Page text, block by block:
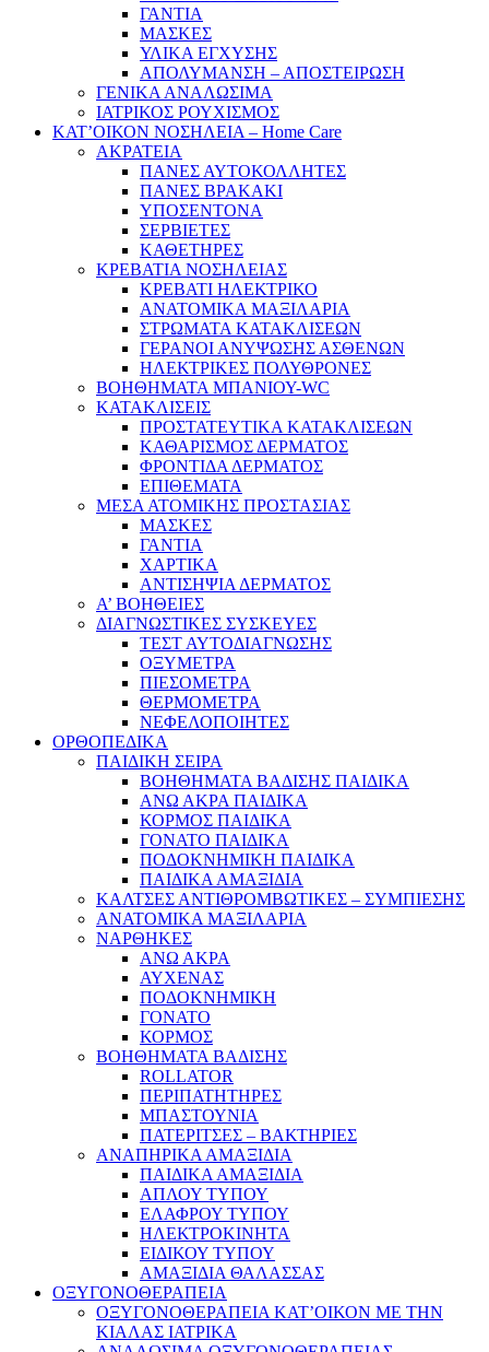
ΓΑΝΤΙΑ
ΜΑΣΚΕΣ
ΥΛΙΚΑ ΕΓΧΥΣΗΣ
ΑΠΟΛΥΜΑΝΣΗ – ΑΠΟΣΤΕΙΡΩΣΗ
ΓΕΝΙΚΑ ΑΝΑΛΩΣΙΜΑ
ΙΑΤΡΙΚΟΣ ΡΟΥΧΙΣΜΟΣ
ΚΑΤ’ΟΙΚΟΝ ΝΟΣΗΛΕΙΑ – Home Care
ΑΚΡΑΤΕΙΑ
ΠΑΝΕΣ ΑΥΤΟΚΟΛΛΗΤΕΣ
ΠΑΝΕΣ ΒΡΑΚΑΚΙ
ΥΠΟΣΕΝΤΟΝΑ
ΣΕΡΒΙΕΤΕΣ
ΚΑΘΕΤΗΡΕΣ
ΚΡΕΒΑΤΙΑ ΝΟΣΗΛΕΙΑΣ
ΚΡΕΒΑΤΙ ΗΛΕΚΤΡΙΚΟ
ΑΝΑΤΟΜΙΚΑ ΜΑΞΙΛΑΡΙΑ
ΣΤΡΩΜΑΤΑ ΚΑΤΑΚΛΙΣΕΩΝ
ΓΕΡΑΝΟΙ ΑΝΥΨΩΣΗΣ ΑΣΘΕΝΩΝ
ΗΛΕΚΤΡΙΚΕΣ ΠΟΛΥΘΡΟΝΕΣ
ΒΟΗΘΗΜΑΤΑ ΜΠΑΝΙΟΥ-WC
ΚΑΤΑΚΛΙΣΕΙΣ
ΠΡΟΣΤΑΤΕΥΤΙΚΑ ΚΑΤΑΚΛΙΣΕΩΝ
ΚΑΘΑΡΙΣΜΟΣ ΔΕΡΜΑΤΟΣ
ΦΡΟΝΤΙΔΑ ΔΕΡΜΑΤΟΣ
ΕΠΙΘΕΜΑΤΑ
ΜΕΣΑ ΑΤΟΜΙΚΗΣ ΠΡΟΣΤΑΣΙΑΣ
ΜΑΣΚΕΣ
ΓΑΝΤΙΑ
ΧΑΡΤΙΚΑ
ΑΝΤΙΣΗΨΙΑ ΔΕΡΜΑΤΟΣ
Α’ ΒΟΗΘΕΙΕΣ
ΔΙΑΓΝΩΣΤΙΚΕΣ ΣΥΣΚΕΥΕΣ
ΤΕΣΤ ΑΥΤΟΔΙΑΓΝΩΣΗΣ
ΟΞΥΜΕΤΡΑ
ΠΙΕΣΟΜΕΤΡΑ
ΘΕΡΜΟΜΕΤΡΑ
ΝΕΦΕΛΟΠΟΙΗΤΕΣ
ΟΡΘΟΠΕΔΙΚΑ
ΠΑΙΔΙΚΗ ΣΕΙΡΑ
ΒΟΗΘΗΜΑΤΑ ΒΑΔΙΣΗΣ ΠΑΙΔΙΚΑ
ΑΝΩ ΑΚΡΑ ΠΑΙΔΙΚΑ
ΚΟΡΜΟΣ ΠΑΙΔΙΚΑ
ΓΟΝΑΤΟ ΠΑΙΔΙΚΑ
ΠΟΔΟΚΝΗΜΙΚΗ ΠΑΙΔΙΚΑ
ΠΑΙΔΙΚΑ ΑΜΑΞΙΔΙΑ
ΚΑΛΤΣΕΣ ΑΝΤΙΘΡΟΜΒΩΤΙΚΕΣ – ΣΥΜΠΙΕΣΗΣ
ΑΝΑΤΟΜΙΚΑ ΜΑΞΙΛΑΡΙΑ
ΝΑΡΘΗΚΕΣ
ΑΝΩ ΑΚΡΑ
ΑΥΧΕΝΑΣ
ΠΟΔΟΚΝΗΜΙΚΗ
ΓΟΝΑΤΟ
ΚΟΡΜΟΣ
ΒΟΗΘΗΜΑΤΑ ΒΑΔΙΣΗΣ
ROLLATOR
ΠΕΡΙΠΑΤΗΤΗΡΕΣ
ΜΠΑΣΤΟΥΝΙΑ
ΠΑΤΕΡΙΤΣΕΣ – ΒΑΚΤΗΡΙΕΣ
ΑΝΑΠΗΡΙΚΑ ΑΜΑΞΙΔΙΑ
ΠΑΙΔΙΚΑ ΑΜΑΞΙΔΙΑ
ΑΠΛΟΥ ΤΥΠΟΥ
ΕΛΑΦΡΟΥ ΤΥΠΟΥ
ΗΛΕΚΤΡΟΚΙΝΗΤΑ
ΕΙΔΙΚΟΥ ΤΥΠΟΥ
ΑΜΑΞΙΔΙΑ ΘΑΛΑΣΣΑΣ
ΟΞΥΓΟΝΟΘΕΡΑΠΕΙΑ
ΟΞΥΓΟΝΟΘΕΡΑΠΕΙΑ ΚΑΤ’ΟΙΚΟΝ ΜΕ ΤΗΝ
ΚΙΑΛΑΣ ΙΑΤΡΙΚΑ